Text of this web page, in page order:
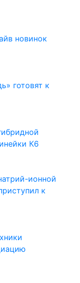
новинок
готовят к
К6
ионной
к